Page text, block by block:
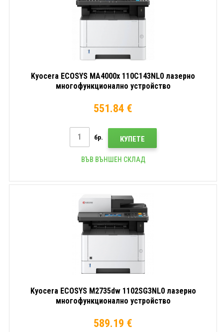
Kyocera ECOSYS MA4000x 110C143NL0 лазерно
многофункционално устройство
551.84 €
бр. КУПЕТЕ
ВЪВ ВЪНШЕН СКЛАД
Kyocera ECOSYS M2735dw 1102SG3NL0 лазерно
многофункционално устройство
589.19 €